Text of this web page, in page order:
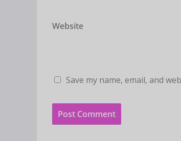
Website
Save my name, email, and